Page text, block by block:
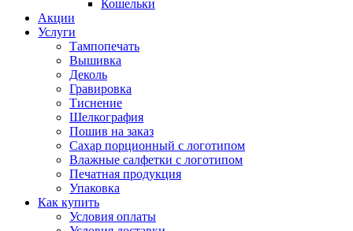
Кошельки
Акции
Услуги
Тампопечать
Вышивка
Деколь
Гравировка
Тиснение
Шелкография
Пошив на заказ
Сахар порционный с логотипом
Влажные салфетки с логотипом
Печатная продукция
Упаковка
Как купить
Условия оплаты